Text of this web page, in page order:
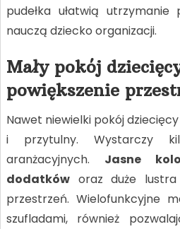
pudełka ułatwią
nauczą dziecko organizacji.
Mały pokój
powiększenie
Nawet niewielki pokój
i przytulny. Wystarczy
aranżacyjnych. Jasne
dodatkóworaz duże lustra
przestrzeń. Wielofunkcyjne
szufladami, również